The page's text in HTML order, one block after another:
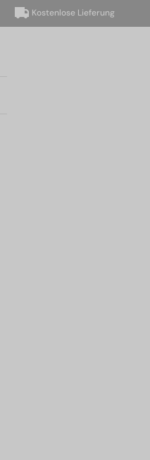
Kostenlose Lieferung